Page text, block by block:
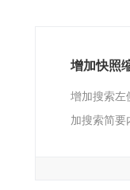
增加快照
增加搜索左
加搜索简